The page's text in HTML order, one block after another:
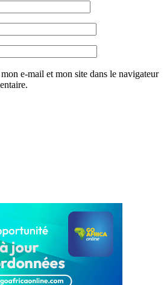
e-mail et mon site dans le navigateur